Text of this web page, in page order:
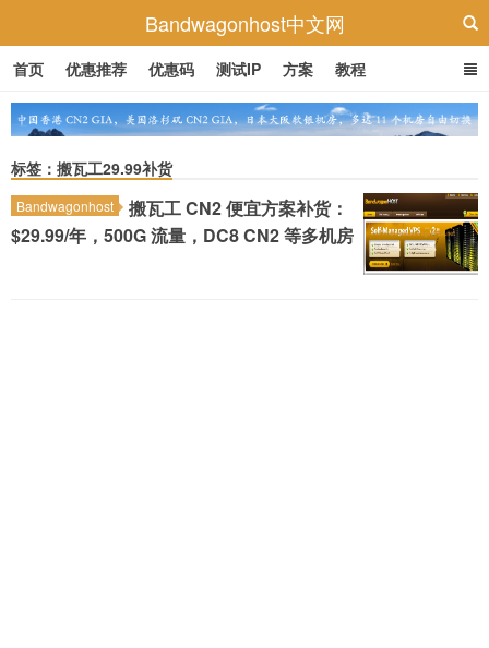
Bandwagonhost中文网
首页 优惠推荐 优惠码 测试IP 方案 教程
标签：搬瓦工29.99补货
Bandwagonhost
搬瓦工 CN2 便宜方案补货：
$29.99/年，500G 流量，DC8 CN2 等多机房